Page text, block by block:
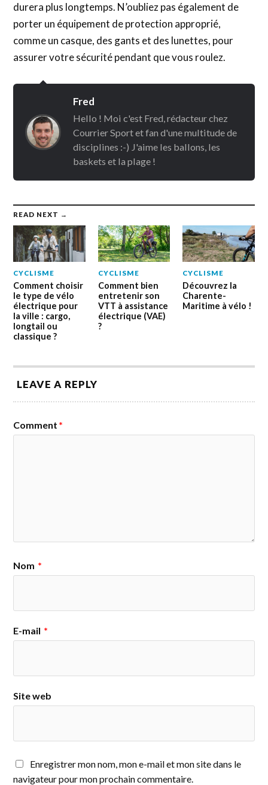
durera plus longtemps. N’oubliez pas également de
porter un équipement de protection approprié,
comme un casque, des gants et des lunettes, pour
assurer votre sécurité pendant que vous roulez.
Fred
Hello ! Moi c'est Fred, rédacteur chez
Courrier Sport et fan d'une multitude de
disciplines :-) J'aime les ballons, les
baskets et la plage !
READ NEXT →
CYCLISME
Comment choisir
le type de vélo
électrique pour
la ville : cargo,
longtail ou
classique ?
CYCLISME
Comment bien
entretenir son
VTT à assistance
électrique (VAE)
?
CYCLISME
Découvrez la
Charente-
Maritime à vélo !
LEAVE A REPLY
Comment *
Nom *
E-mail *
Site web
Enregistrer mon nom, mon e-mail et mon site dans le
navigateur pour mon prochain commentaire.